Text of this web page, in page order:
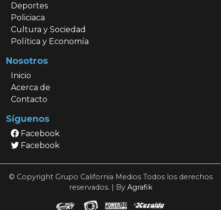
Deportes
Policiaca
Cultura y Sociedad
Política y Economía
Nosotros
Inicio
Acerca de
Contacto
Síguenos
Facebook
Facebook
© Copyright Grupo California Medios Todos los derechos
reservados. | By Agrafik